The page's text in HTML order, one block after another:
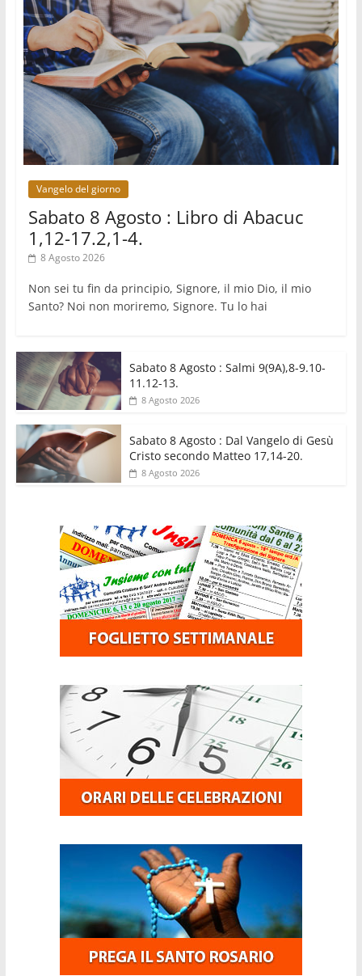
Argentina, l'arcivescovo Colombo: "La visita del
Papa messaggio di pace e dignità"
08.08.2026
Tonalestate 2026, i giovani sconfiggono la paura
08.08.2026
Marcinelle, 70 anni dopo istituita la Giornata
europea per le vittime sul lavoro
08.08.2026
Arabia Saudita, Turchia e Pakistan stringono una
nuova alleanza militare in Medio Oriente
Vangelo del giorno
Sabato 8 Agosto : Libro di Abacuc
1,12-17.2,1-4.
8 Agosto 2026
Non sei tu fin da principio, Signore, il mio Dio, il mio
Santo? Noi non moriremo, Signore. Tu lo hai
Sabato 8 Agosto : Salmi 9(9A),8-9.10-
11.12-13.
8 Agosto 2026
Sabato 8 Agosto : Dal Vangelo di Gesù
Cristo secondo Matteo 17,14-20.
8 Agosto 2026